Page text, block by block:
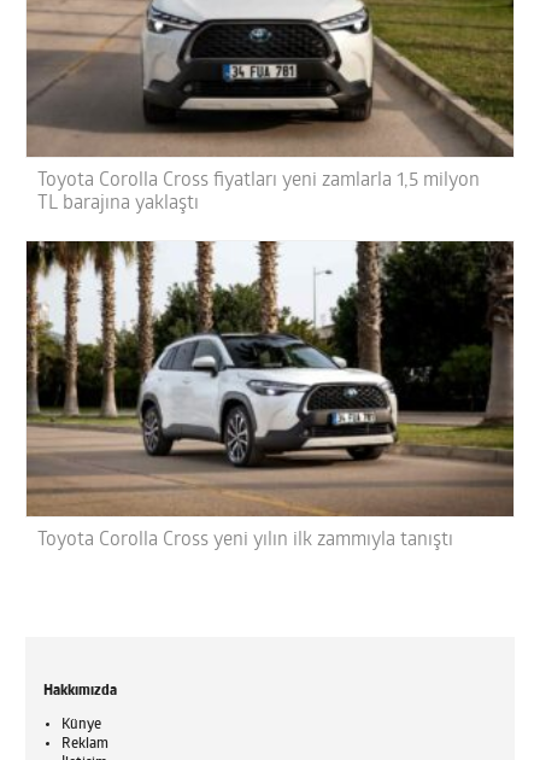
Toyota Corolla Cross fiyatları yeni zamlarla 1,5 milyon
TL barajına yaklaştı
Toyota Corolla Cross yeni yılın ilk zammıyla tanıştı
Hakkımızda
Künye
Reklam